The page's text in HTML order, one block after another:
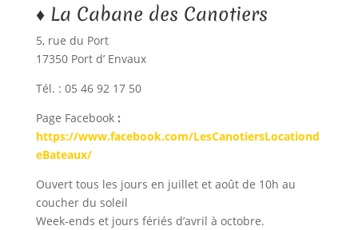
♦ La Cabane des Canotiers
5, rue du Port
17350 Port d’ Envaux
Tél. : 05 46 92 17 50
Page Facebook:
https://www.facebook.com/LesCanotiersLocationd
eBateaux/
Ouvert tous les jours en juillet et août de 10h au
coucher du soleil
Week-ends et jours fériés d’avril à octobre.